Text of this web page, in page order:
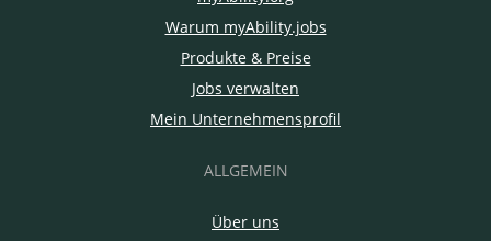
Warum myAbility.jobs
Produkte & Preise
Jobs verwalten
Mein Unternehmensprofil
ALLGEMEIN
Über uns